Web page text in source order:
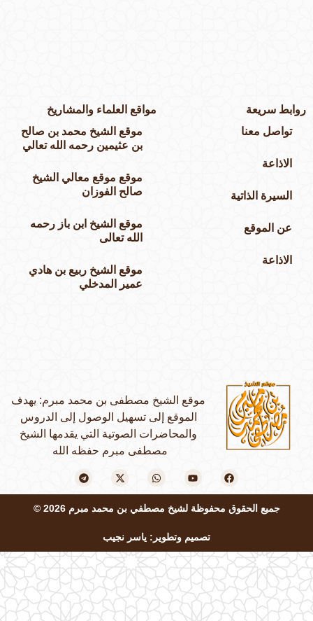
موقع الشيخ مصطفى بن محمد مبرم: يهدف
الموقع إلى تسهيل الوصول إلى الدروس
والمحاضرات الصوتية التي يقدمها الشيخ
مصطفى مبرم حفظه الله
سريعة
تواصل معنا
الاذاعة
السيرة الذاتية
عن الموقع
الاذاعة
مواقع العلماء والمشاريخ
موقع الشيخ محمد بن صالح
بن عثيمين رحمه الله تعالي
موقع موقع معالي الشيخ
صالح الفوزان
موقع الشيخ ابن باز رحمه
الله تعالى
موقع الشيخ ربيع بن هادي
عمير المدخلي
جميع الحقوق محفوظة لشيخ مصطفي بن محمد مبرم 2026 ©
تصميم وتطوير: ياسر نجيب